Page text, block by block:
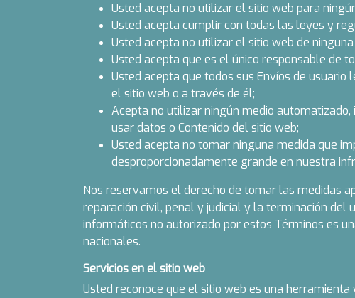
Usted acepta no utilizar el sitio web para
Usted acepta cumplir con todas las leyes y
Usted acepta no utilizar el sitio web de
Usted acepta que es el único responsable de
Usted acepta que todos sus Envíos de
el sitio web o a través de él;
Acepta no utilizar ningún medio
usar datos o Contenido del sitio web;
Usted acepta no tomar ninguna medida que
desproporcionadamente grande en nuestra
Nos reservamos el derecho de tomar las medidas
reparación civil, penal y judicial y la terminación del
informáticos no autorizado por estos Términos es
nacionales.
Servicios en el sitio web
Usted reconoce que el sitio web es una